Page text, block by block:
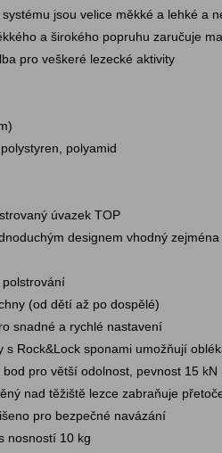
jsou velice měkké a lehké a
a širokého popruhu zaručuje
pro veškeré lezecké aktivity
polyamid
úvazek TOP
designem vhodný
(od dětí až po dospělé)
snadné a rychlé nastavení
s Rock&Lock sponami umožňují
pro větší odolnost, pevnost 15 kN
nad těžiště lezce zabraňuje
pro bezpečné navázání
nosností 10 kg